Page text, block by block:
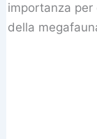
importanza
della